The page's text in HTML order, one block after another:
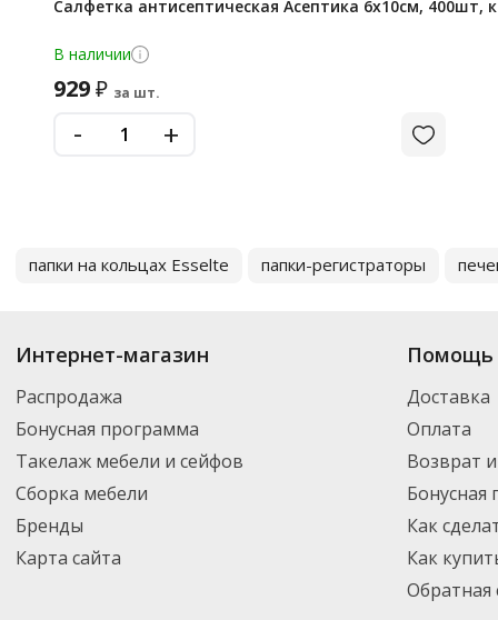
Салфетка антисептическая Асептика 6х10см, 400шт,
В наличии
929₽ за шт.
- +
папки на кольцах Esselte папки-регистраторы
Интернет-магазин
Распродажа
Бонусная программа
Такелаж мебели и сейфов
Сборка мебели
Бренды
Карта сайта
Помощь
Доставка
Оплата
Возврат
Бонусная
Как
Как
Обратная